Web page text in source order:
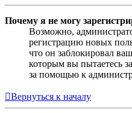
Почему я не могу
Возможно,
регистрацию новых
что он заблокировал
которым вы пытаетесь
за помощью к
Вернуться к началу